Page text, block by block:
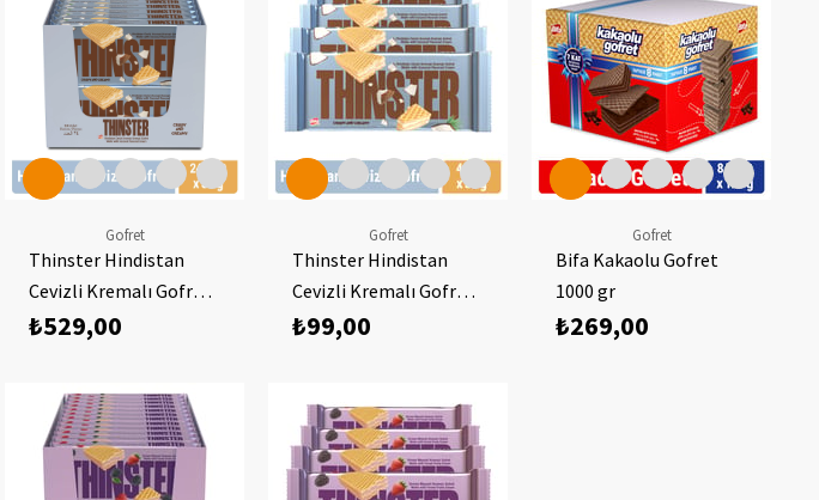
Gofret
Thinster Hindistan
Cevizli Kremalı Gofret
55 gr x 24 adet
₺529,00
Gofret
Thinster Hindistan
Cevizli Kremalı Gofret
55 gr x 4 adet
₺99,00
Gofret
Bifa Kakaolu Gofret
1000 gr
₺269,00